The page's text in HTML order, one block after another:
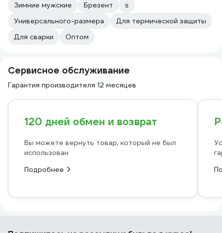
Зимние мужские
Брезент
s
Универсального-размера
Для термической защиты
Для сварки
Оптом
Сервисное обслуживание
Гарантия производителя 12 месяцев
120 дней обмен и возврат
Вы можете вернуть товар, который не был
использован
Подробнее